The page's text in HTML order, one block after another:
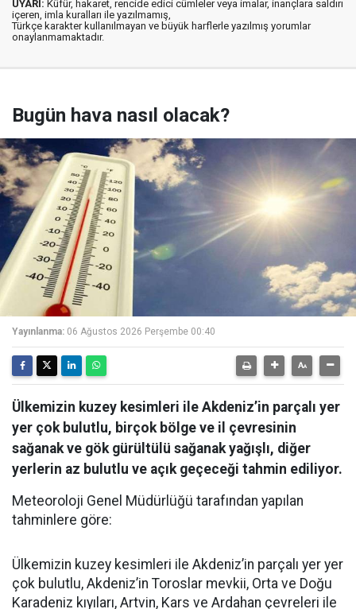
UYARI: Küfür, hakaret, rencide edici cümleler veya imalar, inançlara saldırı
içeren, imla kuralları ile yazılmamış,
Türkçe karakter kullanılmayan ve büyük harflerle yazılmış yorumlar
onaylanmamaktadır.
Bugün hava nasıl olacak?
Yayınlanma: 06 Ağustos 2026 Perşembe 00:40
Ülkemizin kuzey kesimleri ile Akdeniz’in parçalı yer
yer çok bulutlu, birçok bölge ve il çevresinin
sağanak ve gök gürültülü sağanak yağışlı, diğer
yerlerin az bulutlu ve açık geçeceği tahmin ediliyor.
Meteoroloji Genel Müdürlüğü tarafından yapılan
tahminlere göre:
Ülkemizin kuzey kesimleri ile Akdeniz’in parçalı yer yer
çok bulutlu, Akdeniz’in Toroslar mevkii, Orta ve Doğu
Karadeniz kıyıları, Artvin, Kars ve Ardahan çevreleri ile